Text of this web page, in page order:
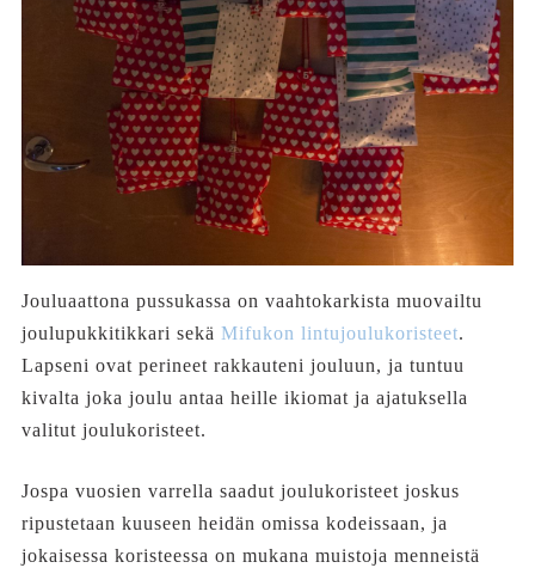
Jouluaattona pussukassa on vaahtokarkista muovailtu
joulupukkitikkari sekä Mifukon lintujoulukoristeet.
Lapseni ovat perineet rakkauteni jouluun, ja tuntuu
kivalta joka joulu antaa heille ikiomat ja ajatuksella
valitut joulukoristeet.
Jospa vuosien varrella saadut joulukoristeet joskus
ripustetaan kuuseen heidän omissa kodeissaan, ja
jokaisessa koristeessa on mukana muistoja menneistä